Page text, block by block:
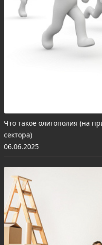
Что такое олигополия (на
сектора)
06.06.2025